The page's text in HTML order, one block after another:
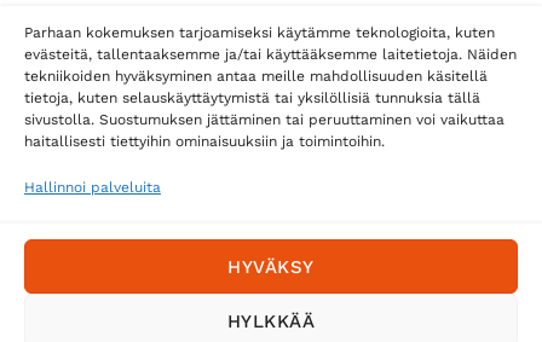
Parhaan kokemuksen tarjoamiseksi käytämme teknologioita, kuten
evästeitä, tallentaaksemme ja/tai käyttääksemme laitetietoja. Näiden
tekniikoiden hyväksyminen antaa meille mahdollisuuden käsitellä
tietoja, kuten selauskäyttäytymistä tai yksilöllisiä tunnuksia tällä
sivustolla. Suostumuksen jättäminen tai peruuttaminen voi vaikuttaa
haitallisesti tiettyihin ominaisuuksiin ja toimintoihin.
Hallinnoi palveluita
HYVÄKSY
HYLKKÄÄ